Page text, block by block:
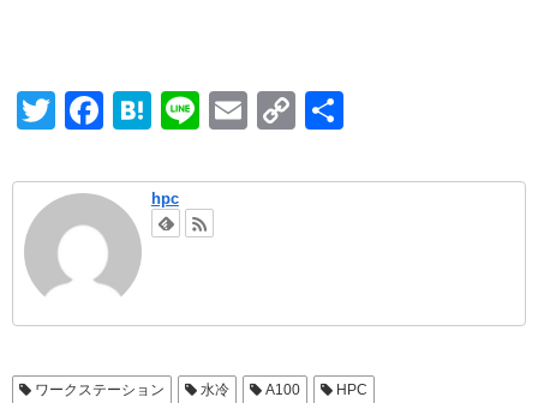
T
tt
er
F
c
e
b
o
o
k
H
e
n
Li
e
E
ail
C
p
k
hpc
ワークステーション 水冷 A100 HPC